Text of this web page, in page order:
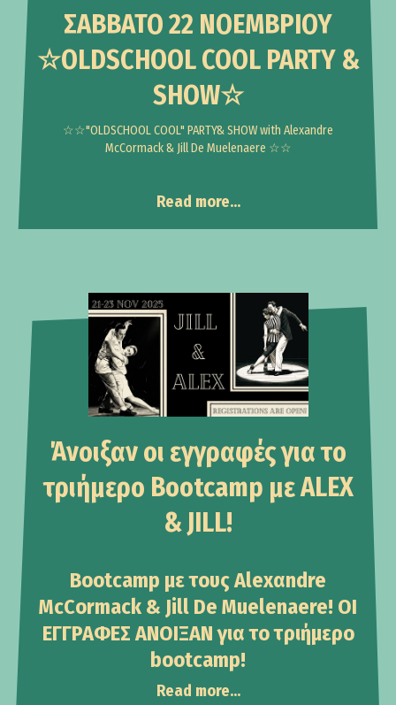
ΣΑΒΒΑΤΟ 22 ΝΟΕΜΒΡΙΟΥ
☆OLDSCHOOL COOL PARTY &
SHOW☆
☆☆"OLDSCHOOL COOL" PARTY& SHOW with Alexandre
McCormack & Jill De Muelenaere ☆☆
Read more...
Events
Άνοιξαν οι εγγραφές για το
τριήμερο Bootcamp με ALEX
& JILL!
Bootcamp με τους Alexαndre
McCormack & Jill De Muelenaere! ΟΙ
ΕΓΓΡΑΦΕΣ ΑΝΟΙΞΑΝγια το τριήμερο
bootcamp!
Read more...